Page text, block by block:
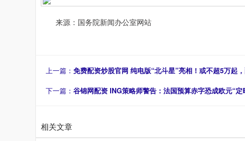
来源：国务院新闻办公室网站
上一篇： 免费配资炒股官网 纯电版“北斗星”亮相！或不超5万起
下一篇： 谷锦网配资 ING策略师警告：法国预算赤字恐成欧元“定
相关文章